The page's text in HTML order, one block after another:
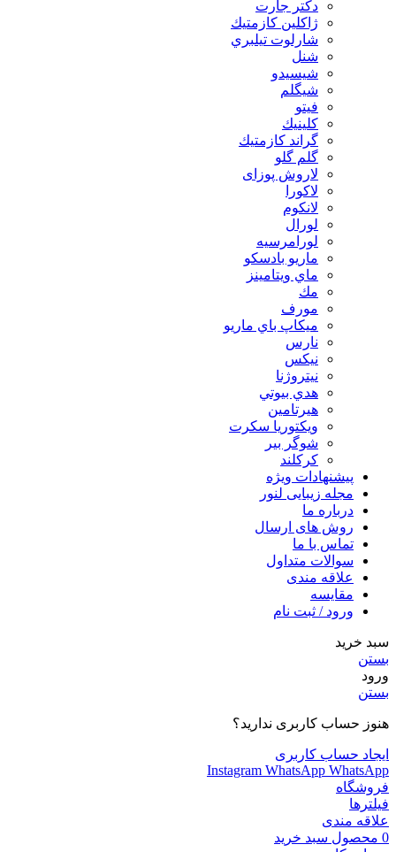
دكتر جارت
ژاكلين كازمتيك
شارلوت تيلبري
شنل
شيسيدو
شیگلم
فيتو
كلينيك
گراند كازمتيك
گلم گلو
لاروش پوزای
لاكورا
لانكوم
لورال
لورامرسيه
ماريو بادسكو
ماي ويتامينز
مك
مورف
ميكاپ باي ماريو
نارس
نيكس
نیتروژنا
هدي بيوتي
هیرتامین
ویکتوریا سکرت
شوگر بير
کرکلند
پیشنهادات ویژه
مجله زیبایی لنور
درباره ما
روش های ارسال
تماس با ما
سوالات متداول
علاقه مندی
مقایسه
ورود / ثبت نام
سبد خرید
بستن
ورود
بستن
هنوز حساب کاربری ندارید؟
ایجاد حساب کاربری
Instagram WhatsApp WhatsApp
فروشگاه
فیلترها
علاقه مندی
0 محصول سبد خرید